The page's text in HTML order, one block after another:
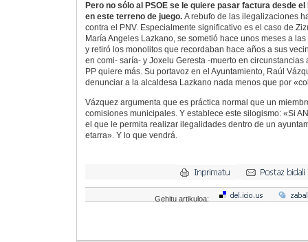
Pero no sólo al PSOE se le quiere pasar factura desde el
en este terreno de juego. A rebufo de las ilegalizaciones
contra el PNV. Especialmente significativo es el caso de
María Angeles Lazkano, se sometió hace unos meses a
y retiró los monolitos que recordaban hace años a sus
en comi- saría- y Joxelu Geresta -muerto en circunstancias
PP quiere más. Su portavoz en el Ayuntamiento, Raúl
denunciar a la alcaldesa Lazkano nada menos que por
Vázquez argumenta que es práctica normal que un
comisiones municipales. Y establece este silogismo: «Si
el que le permita realizar ilegalidades dentro de un
etarra». Y lo que vendrá.
Gehitu artikuloa: